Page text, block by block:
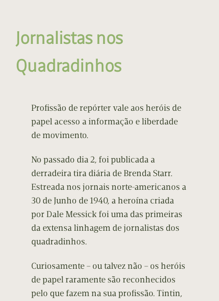
Jornalistas nos
Quadradinhos
Profissão de repórter vale aos heróis de
papel acesso a informação e liberdade
de movimento.
No passado dia 2, foi publicada a
derradeira tira diária de Brenda Starr.
Estreada nos jornais norte-americanos a
30 de Junho de 1940, a heroína criada
por Dale Messick foi uma das primeiras
da extensa linhagem de jornalistas dos
quadradinhos.
Curiosamente – ou talvez não – os heróis
de papel raramente são reconhecidos
pelo que fazem na sua profissão. Tintin,